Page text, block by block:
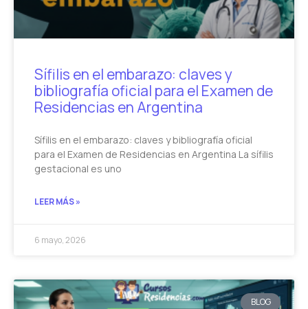
Sífilis en el embarazo: claves y
bibliografía oficial para el Examen de
Residencias en Argentina
Sífilis en el embarazo: claves y bibliografía oficial
para el Examen de Residencias en Argentina La sífilis
gestacional es uno
LEER MÁS »
6 mayo, 2026
BLOG